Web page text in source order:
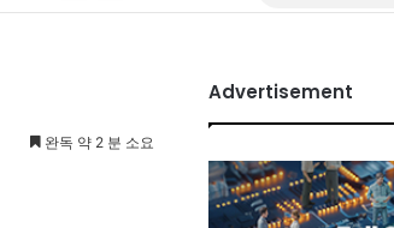
완독 약 2 분 소요
Advertisement